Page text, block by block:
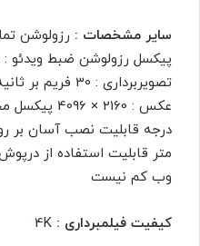
سایر مشخصات :
تصویربرداری :
متر قابلیت استفاده از
وب کم نیست
کیفیت فیلمبرداری :